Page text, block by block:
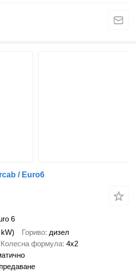
/ Euro6
6
Гориво дизел
Колесна формула 4x2